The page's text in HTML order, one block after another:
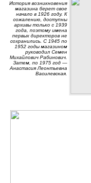
История возникновения
магазина берет свое
начало в 1926 году. К
сожалению, доступны
архивы только с 1939
года, поэтому имена
первых директоров не
сохранились. С 1945 по
1952 годы магазином
руководил Семен
Михайлович Рабинович.
Затем, по 1975 год —
Анастасия Леонтьевна
Василевская.